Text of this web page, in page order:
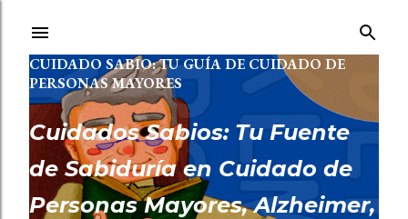
CUIDADO SABIO: TU GUÍA DE CUIDADO DE
PERSONAS MAYORES
Cuidados Sabios: Tu Fuente
de Sabiduría en Cuidado de
Personas Mayores, Alzheimer,